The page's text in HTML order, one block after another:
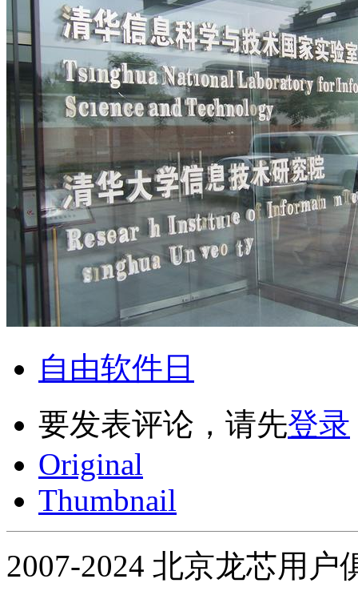
自由软件日
要发表评论，请先登录
Original
Thumbnail
2007-2024 北京龙芯用户